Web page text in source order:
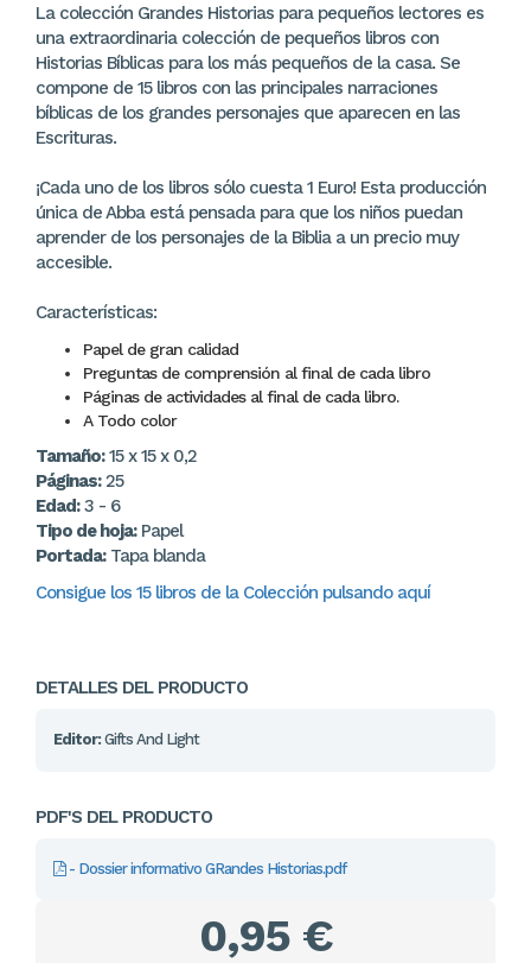
La colección Grandes Historias para pequeños lectores es
una extraordinaria colección de pequeños libros con
Historias Bíblicas para los más pequeños de la casa. Se
compone de 15 libros con las principales narraciones
bíblicas de los grandes personajes que aparecen en las
Escrituras.
¡Cada uno de los libros sólo cuesta 1 Euro! Esta producción
única de Abba está pensada para que los niños puedan
aprender de los personajes de la Biblia a un precio muy
accesible.
Características:
Papel de gran calidad
Preguntas de comprensión al final de cada libro
Páginas de actividades al final de cada libro.
A Todo color
Tamaño:15 x 15 x 0,2
Páginas:25
Edad:3 - 6
Tipo de hoja:Papel
Portada:Tapa blanda
Consigue los 15 libros de la Colección pulsando aquí
DETALLES DEL PRODUCTO
Editor: Gifts And Light
PDF'S DEL PRODUCTO
- Dossier informativo GRandes Historias.pdf
0,95 €